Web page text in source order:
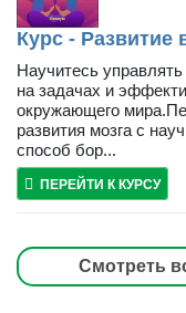
Курс - Развитие
Научитесь
на задачах и
окружающего
развития мозга с
способ бор...
ПЕРЕЙТИ К КУРСУ
Смотреть